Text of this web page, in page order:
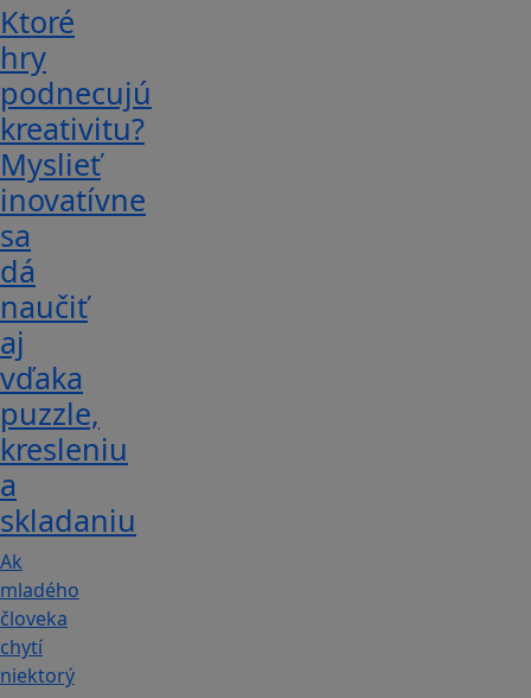
Ktoré
hry
podnecujú
kreativitu?
Myslieť
inovatívne
sa
dá
naučiť
aj
vďaka
puzzle,
kresleniu
a
skladaniu
Ak
mladého
človeka
chytí
niektorý